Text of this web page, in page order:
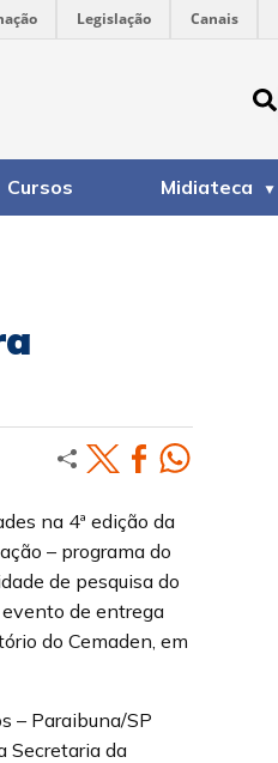
Legislação Canais
Cursos Midiateca
na 4ª edição da
– programa do
de pesquisa do
de entrega
do Cemaden, em
– Paraibuna/SP
Secretaria da